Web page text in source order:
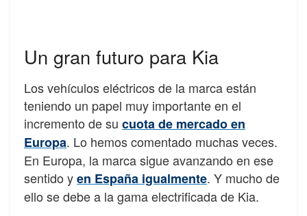
Un gran futuro para Kia
Los vehículos eléctricos de la marca están
teniendo un papel muy importante en el
incremento de su cuota de mercado en
Europa. Lo hemos comentado muchas veces.
En Europa, la marca sigue avanzando en ese
sentido yen España igualmente. Y mucho de
ello se debe a la gama electrificada de Kia.